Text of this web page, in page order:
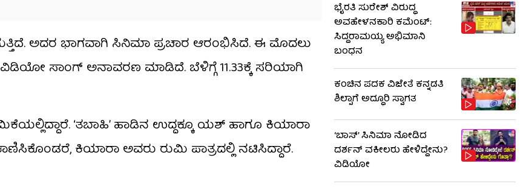
ಅದರ ಭಾಗವಾಗಿ ಸಿನಿಮಾ ಪ್ರಚಾರ ಆರಂಭಿಸಿದೆ. ಈ ಮೊದಲು
ಸಾಂಗ್ ಅನಾವರಣ ಮಾಡಿದೆ. ಬೆಳಿಗ್ಗೆ 11.33ಕ್ಕೆ ಸರಿಯಾಗಿ
‘ತಬಾಹಿ’ ಹಾಡಿನ ಉದ್ದಕ್ಕೂ ಯಶ್ ಹಾಗೂ ಕಿಯಾರಾ
ಕಿಯಾರಾ ಅವರು ರುಮಿ ಪಾತ್ರದಲ್ಲಿ ನಟಿಸಿದ್ದಾರೆ.
ಭೈರತಿ ಸುರೇಶ್ ವಿರುದ್ಧ
ಅವಹೇಳನಕಾರಿ ಕಮೆಂಟ್:
ಸಿದ್ದರಾಮಯ್ಯ ಅಭಿಮಾನಿ
ಬಂಧನ
ಕಂಚಿನ ಪದಕ ವಿಜೇತೆ ಕನ್ನಡತಿ
ಶಿಲ್ಪಾಗೆ ಅದ್ಧೂರಿ ಸ್ವಾಗತ
‘ಬಾಸ್’ ಸಿನಿಮಾ ನೋಡಿದ
ದರ್ಶನ್ ವಕೀಲರು ಹೇಳಿದ್ದೇನು?
ವಿಡಿಯೋ